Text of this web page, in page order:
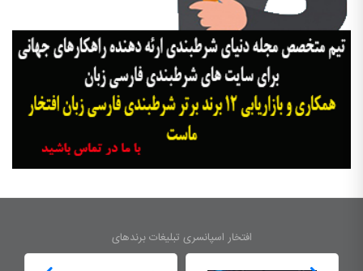
افتخار اسپانسری تبلیغات برندهای